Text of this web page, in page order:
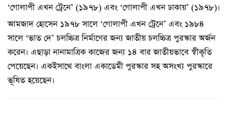
‘গোলাপী এখন ট্রেনে’ (১৯৭৮) এবং ‘গোলাপী এখন ঢাকায়’ (১৯৭৮)।
আমজাদ হোসেন ১৯৭৮ সালে ‘গোলাপী এখন ট্রেনে’ এবং ১৯৮৪
সালে ‘ভাত দে’ চলচ্চিত্র নির্মাণের জন্য জাতীয় চলচ্চিত্র পুরস্কার অর্জন
করেন। এছাড়া নানামাত্রিক কাজের জন্য ১৪ বার জাতীয়ভাবে স্বীকৃতি
পেয়েছেন। একইসাথে বাংলা একাডেমী পুরস্কার সহ অসংখ্য পুরস্কারে
ভূষিত হয়েছেন।